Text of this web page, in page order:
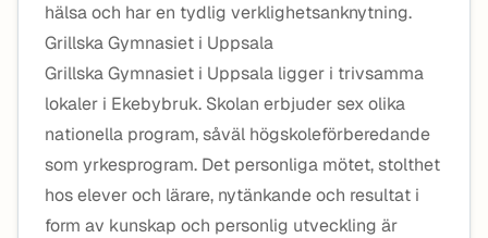
hälsa och har en tydlig verklighetsanknytning.
Grillska Gymnasiet i Uppsala
Grillska Gymnasiet i Uppsala ligger i trivsamma
lokaler i Ekebybruk. Skolan erbjuder sex olika
nationella program, såväl högskoleförberedande
som yrkesprogram. Det personliga mötet, stolthet
hos elever och lärare, nytänkande och resultat i
form av kunskap och personlig utveckling är